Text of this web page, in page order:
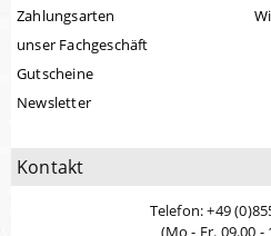
Zahlungsarten
unser Fachgeschäft
Gutscheine
Newsletter
Kontakt
Telefon: +49
(Mo - Fr. 09.00 -